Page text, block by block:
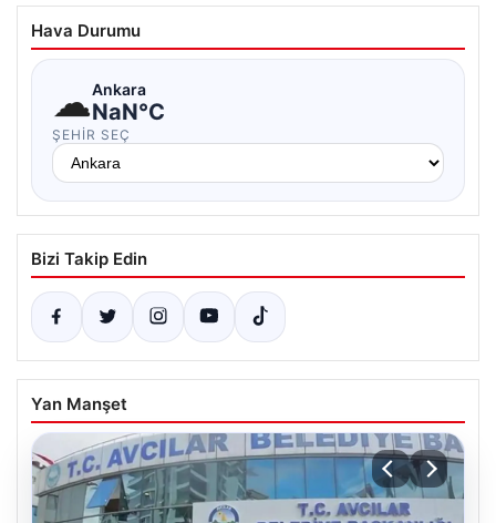
Hava Durumu
☁Ankara
NaN°C
ŞEHIR SEÇ
Bizi Takip Edin
Yan Manşet